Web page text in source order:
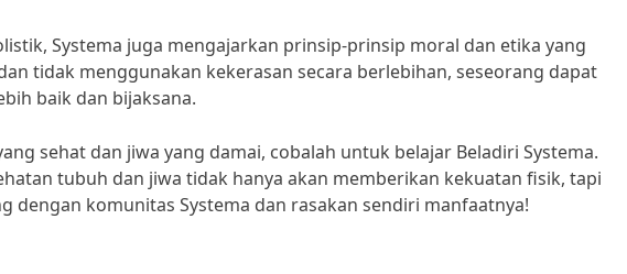
Systema juga mengajarkan prinsip-prinsip moral dan etika yang
tidak menggunakan kekerasan secara berlebihan, seseorang dapat
baik dan bijaksana.
sehat dan jiwa yang damai, cobalah untuk belajar Beladiri Systema.
tubuh dan jiwa tidak hanya akan memberikan kekuatan fisik, tapi
dengan komunitas Systema dan rasakan sendiri manfaatnya!